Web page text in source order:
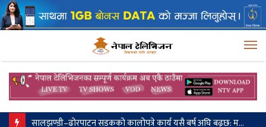
सालझण्डी–ढोरपाटन सडकको कालोपत्रे कार्य यसै बर्ष अघि बढ्छ: मन्त्री लम्साल